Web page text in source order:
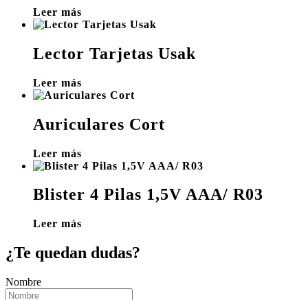
Leer más
Lector Tarjetas Usak
Leer más
Auriculares Cort
Leer más
Blister 4 Pilas 1,5V AAA/ R03
Leer más
¿Te quedan dudas?
Nombre